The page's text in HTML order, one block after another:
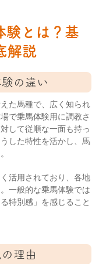
験とは？基
解説
の違い
た馬種で、広く知られ
で乗馬体験用に調教さ
して従順な一面も持っ
した特性を活かし、馬
活用されており、各地
一般的な乗馬体験では
特別感」を感じること
理由